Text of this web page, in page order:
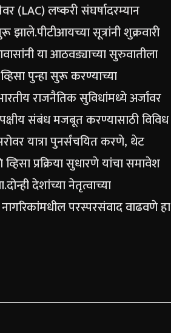
(LAC) लष्करी संघर्षादरम्यान
झाले.पीटीआयच्या सूत्रांनी शुक्रवारी
या आठवड्याच्या सुरुवातीला
व्हिसा पुन्हा सुरू करण्याच्या
राजनैतिक सुविधांमध्ये अर्जांवर
संबंध मजबूत करण्यासाठी विविध
यात्रा पुनर्संचयित करणे, थेट
प्रक्रिया सुधारणे यांचा समावेश
दोन्ही देशांच्या नेतृत्वाच्या
परस्परसंवाद वाढवणे हा